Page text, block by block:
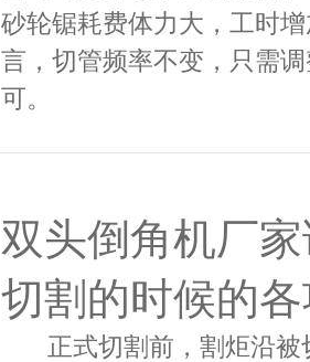
砂轮锯耗费体力大，工时
言，切管频率不变，只需
可。
双头倒角机厂
切割的时候的
正式切割前，割炬沿被